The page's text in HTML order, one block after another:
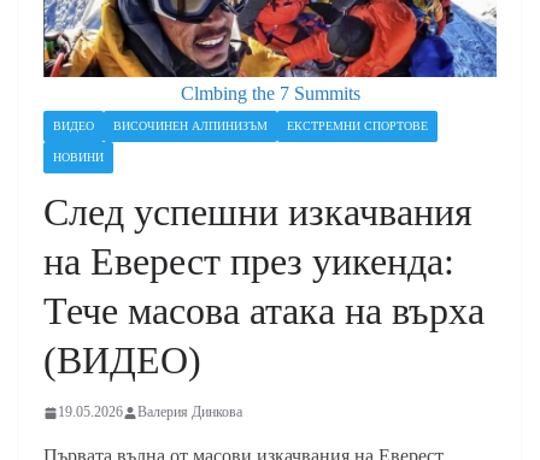
Clmbing the 7 Summits
ВИДЕО ВИСОЧИНЕН АЛПИНИЗЪМ ЕКСТРЕМНИ СПОРТОВЕ
НОВИНИ
След успешни изкачвания
на Еверест през уикенда:
Тече масова атака на върха
(ВИДЕО)
19.05.2026 Валерия Динкова